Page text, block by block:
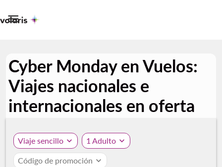

Cyber Monday en Vuelos:
Viajes nacionales e
internacionales en oferta
Viaje sencillo expand_more 1 Adulto expand_more
Código de promoción expand_more